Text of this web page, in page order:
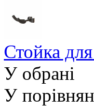
Стойка
У обрані
У